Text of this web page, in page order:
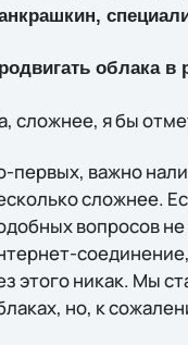
облака в
сложнее, я бы
первых, важно
сложнее.
вопросов
этого никак. Мы
но, к